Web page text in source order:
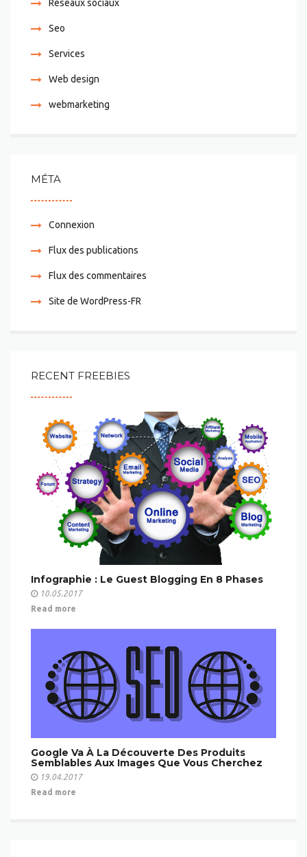
Réseaux sociaux
Seo
Services
Web design
webmarketing
MÉTA
Connexion
Flux des publications
Flux des commentaires
Site de WordPress-FR
RECENT FREEBIES
Infographie : Le Guest Blogging En 8 Phases
10.05.2017
Read more
Google Va À La Découverte Des Produits
Semblables Aux Images Que Vous Cherchez
19.04.2017
Read more